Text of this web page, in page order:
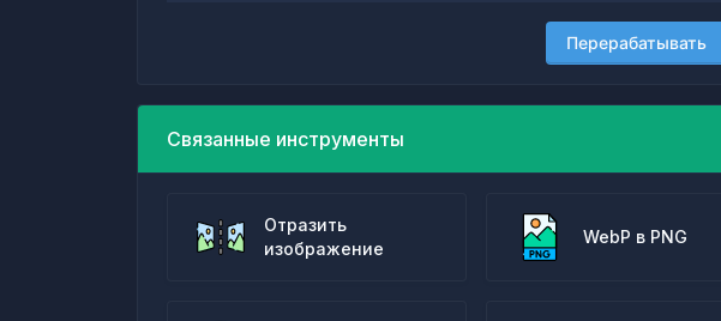
Перерабатывать
Связанные инструменты
Отразить
изображение
WebP в PNG